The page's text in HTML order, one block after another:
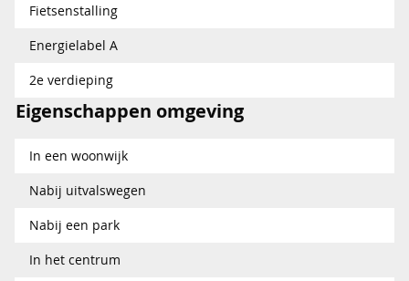
Fietsenstalling
Energielabel A
2e verdieping
Eigenschappen omgeving
In een woonwijk
Nabij uitvalswegen
Nabij een park
In het centrum